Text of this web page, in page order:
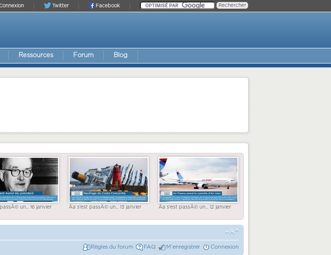
Facebook
Twitter
Ressources Forum Blog
un... 16 janvier Ãa s'est passÃ© un... 13 janvier Ãa s'est passÃ© un... 12 janvier
Règles du forum FAQ M’enregistrer Connexion